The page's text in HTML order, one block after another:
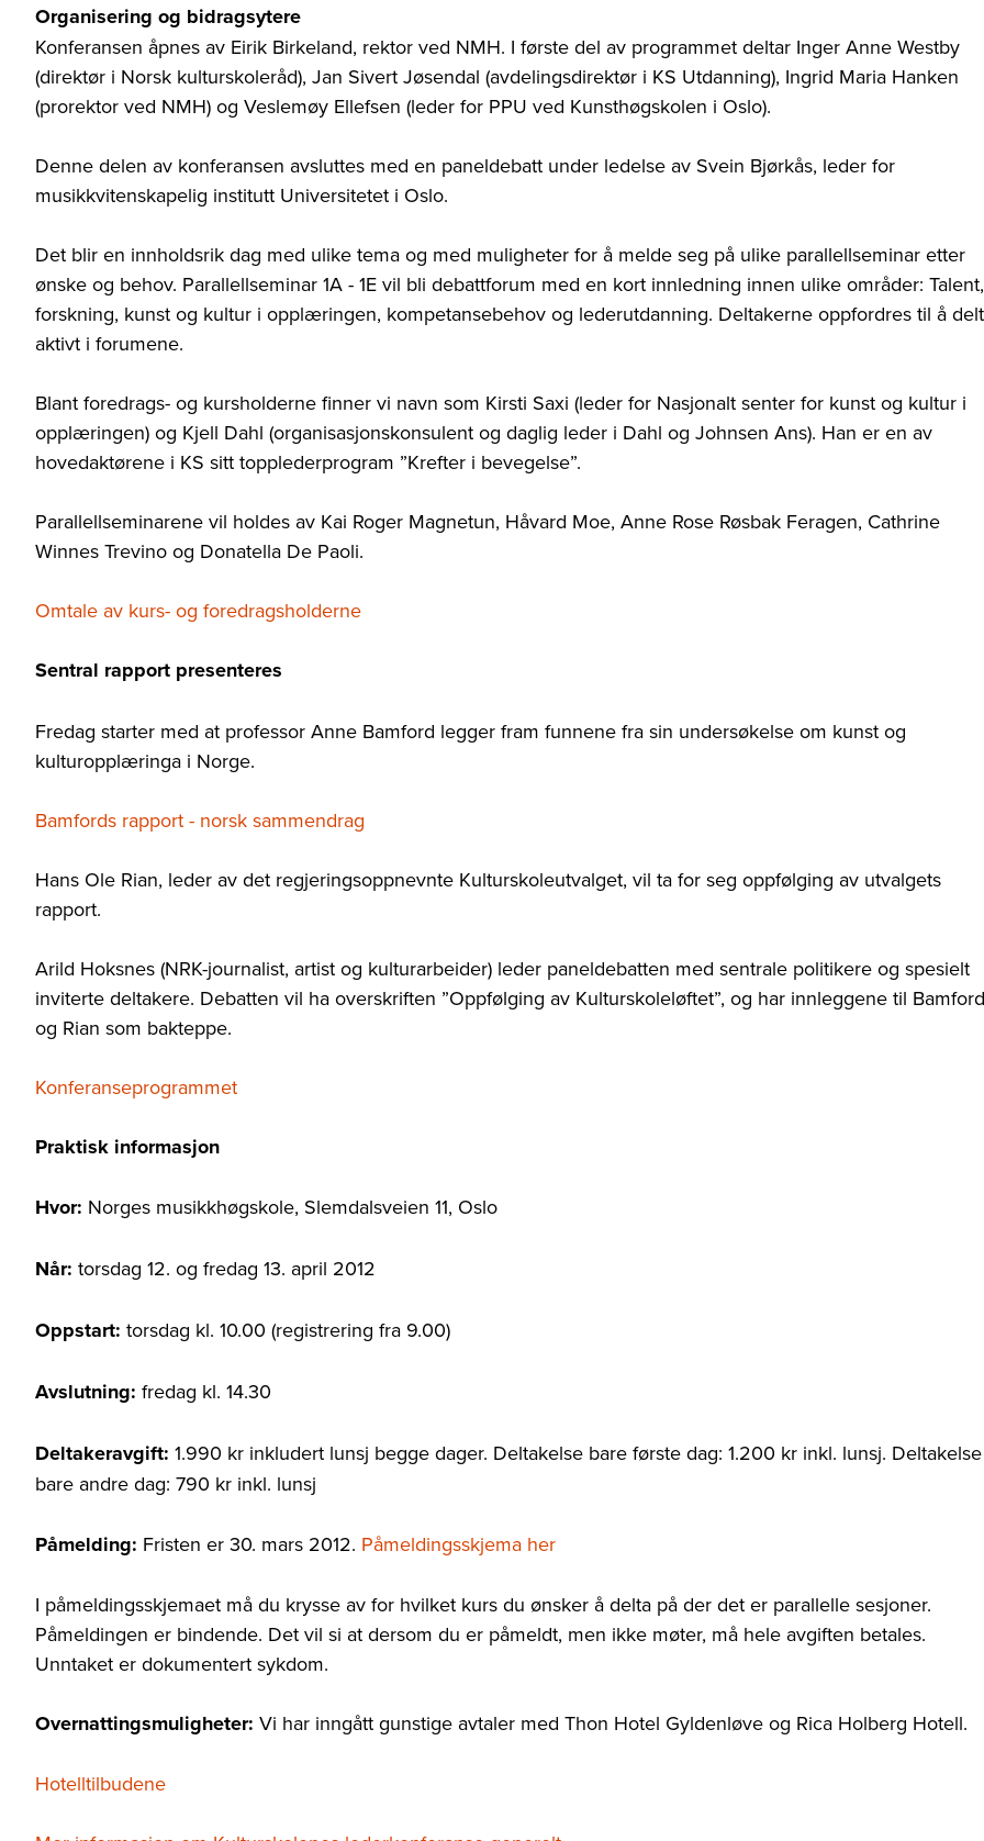
Organisering og bidragsytere
Konferansen åpnes av Eirik Birkeland, rektor ved NMH. I første del av programmet deltar Inger Anne Westby
(direktør i Norsk kulturskoleråd), Jan Sivert Jøsendal (avdelingsdirektør i KS Utdanning), Ingrid Maria Hanken
(prorektor ved NMH) og Veslemøy Ellefsen (leder for PPU ved Kunsthøgskolen i Oslo).
Denne delen av konferansen avsluttes med en paneldebatt under ledelse av Svein Bjørkås, leder for
musikkvitenskapelig institutt Universitetet i Oslo.
Det blir en innholdsrik dag med ulike tema og med muligheter for å melde seg på ulike parallellseminar etter
ønske og behov. Parallellseminar 1A - 1E vil bli debattforum med en kort innledning innen ulike områder: Talent,
forskning, kunst og kultur i opplæringen, kompetansebehov og lederutdanning. Deltakerne oppfordres til å
aktivt i forumene.
Blant foredrags- og kursholderne finner vi navn som Kirsti Saxi (leder for Nasjonalt senter for kunst og kultur i
opplæringen) og Kjell Dahl (organisasjonskonsulent og daglig leder i Dahl og Johnsen Ans). Han er en av
hovedaktørene i KS sitt topplederprogram ”Krefter i bevegelse”.
Parallellseminarene vil holdes av Kai Roger Magnetun, Håvard Moe, Anne Rose Røsbak Feragen, Cathrine
Winnes Trevino og Donatella De Paoli.
Omtale av kurs- og foredragsholderne
Sentral rapport presenteres
Fredag starter med at professor Anne Bamford legger fram funnene fra sin undersøkelse om kunst og
kulturopplæringa i Norge.
Bamfords rapport - norsk sammendrag
Hans Ole Rian, leder av det regjeringsoppnevnte Kulturskoleutvalget, vil ta for seg oppfølging av utvalgets
rapport.
Arild Hoksnes (NRK-journalist, artist og kulturarbeider) leder paneldebatten med sentrale politikere og spesielt
inviterte deltakere. Debatten vil ha overskriften ”Oppfølging av Kulturskoleløftet”, og har innleggene til Bamford
og Rian som bakteppe.
Konferanseprogrammet
Praktisk informasjon
Hvor: Norges musikkhøgskole, Slemdalsveien 11, Oslo
Når: torsdag 12. og fredag 13. april 2012
Oppstart: torsdag kl. 10.00 (registrering fra 9.00)
Avslutning: fredag kl. 14.30
Deltakeravgift: 1.990 kr inkludert lunsj begge dager. Deltakelse bare første dag: 1.200 kr inkl. lunsj. Deltakelse
bare andre dag: 790 kr inkl. lunsj
Påmelding: Fristen er 30. mars 2012. Påmeldingsskjema her
I påmeldingsskjemaet må du krysse av for hvilket kurs du ønsker å delta på der det er parallelle sesjoner.
Påmeldingen er bindende. Det vil si at dersom du er påmeldt, men ikke møter, må hele avgiften betales.
Unntaket er dokumentert sykdom.
Overnattingsmuligheter: Vi har inngått gunstige avtaler med Thon Hotel Gyldenløve og Rica Holberg Hotell.
Hotelltilbudene